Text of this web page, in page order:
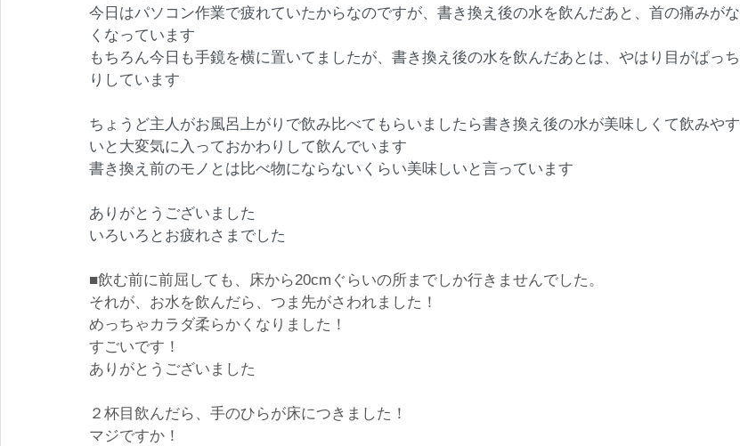
今日はパソコン作業で疲れていたからなのですが、書き換え後の水を飲んだあと、首の痛みがな
くなっています
もちろん今日も手鏡を横に置いてましたが、書き換え後の水を飲んだあとは、やはり目がぱっち
りしています
ちょうど主人がお風呂上がりで飲み比べてもらいましたら書き換え後の水が美味しくて飲みやす
いと大変気に入っておかわりして飲んでいます
書き換え前のモノとは比べ物にならないくらい美味しいと言っています
ありがとうございました
いろいろとお疲れさまでした
■飲む前に前屈しても、床から20cmぐらいの所までしか行きませんでした。
それが、お水を飲んだら、つま先がさわれました！
めっちゃカラダ柔らかくなりました！
すごいです！
ありがとうございました
２杯目飲んだら、手のひらが床につきました！
マジですか！